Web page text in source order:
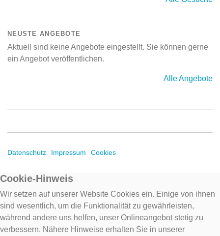
NEUSTE ANGEBOTE
Aktuell sind keine Angebote eingestellt. Sie können gerne
ein Angebot veröffentlichen.
Alle Angebote
Datenschutz Impressum Cookies
Cookie-Hinweis
Wir setzen auf unserer Website Cookies ein. Einige von ihnen
sind wesentlich, um die Funktionalität zu gewährleisten,
während andere uns helfen, unser Onlineangebot stetig zu
verbessern. Nähere Hinweise erhalten Sie in unserer